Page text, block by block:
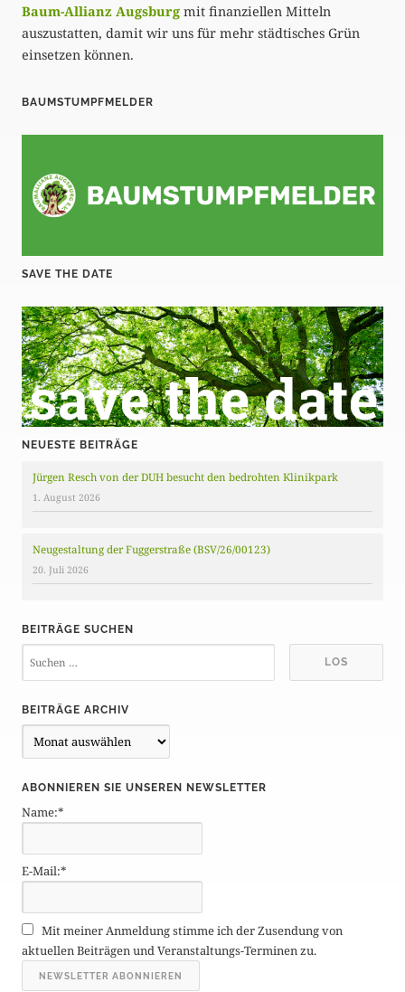
Baum-Allianz Augsburg mit finanziellen Mitteln
auszustatten, damit wir uns für mehr städtisches Grün
einsetzen können.
BAUMSTUMPFMELDER
SAVE THE DATE
NEUESTE BEITRÄGE
Jürgen Resch von der DUH besucht den bedrohten Klinikpark
1. August 2026
Neugestaltung der Fuggerstraße (BSV/26/00123)
20. Juli 2026
BEITRÄGE SUCHEN
BEITRÄGE ARCHIV
e
t
r
g
e
r
c
h
ABONNIEREN SIE UNSEREN NEWSLETTER
Name:*
E-Mail:*
Mit meiner Anmeldung stimme ich der Zusendung von
aktuellen Beiträgen und Veranstaltungs-Terminen zu.